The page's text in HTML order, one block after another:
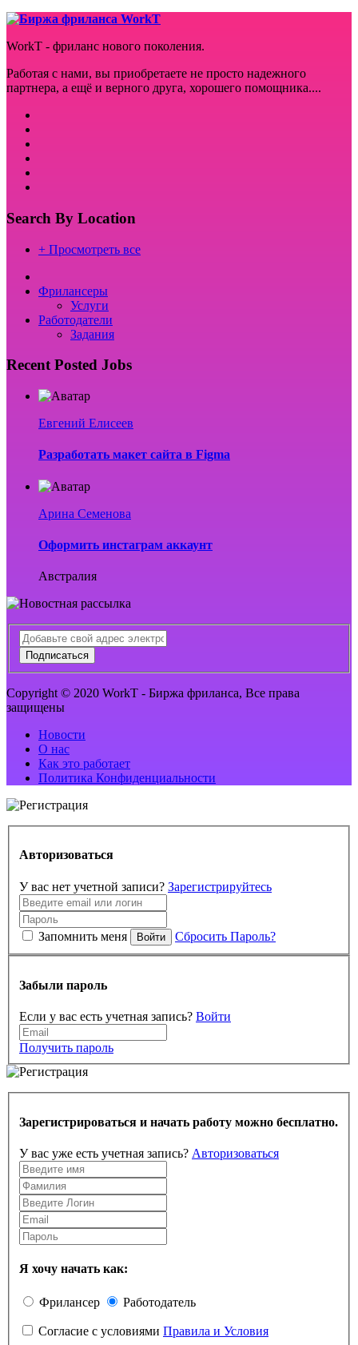
WorkT - фриланс нового поколения.
Работая с нами, вы приобретаете не просто надежного
партнера, а ещё и верного друга, хорошего помощника....
Search By Location
+ Просмотреть все
Фрилансеры
Услуги
Работодатели
Задания
Recent Posted Jobs
Евгений Елисеев
Разработать макет сайта в Figma
Арина Семенова
Оформить инстаграм аккаунт
Австралия
Подписаться
Copyright © 2020 WorkT - Биржа фриланса, Все права
защищены
Новости
О нас
Как это работает
Политика Конфиденциальности
Авторизоваться
У вас нет учетной записи? Зарегистрируйтесь
Запомнить меня Войти Сбросить Пароль?
Забыли пароль
Если у вас есть учетная запись? Войти
Получить пароль
Зарегистрироваться и начать работу можно бесплатно.
У вас уже есть учетная запись? Авторизоваться
Я хочу начать как:
Фрилансер Работодатель
Согласие с условиями Правила и Условия